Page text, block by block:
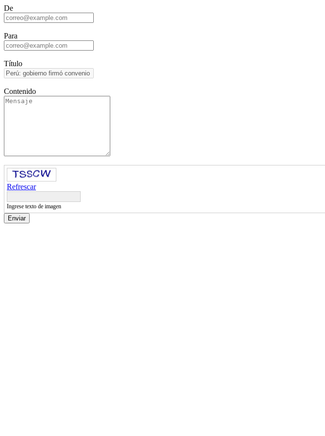
De
Para
Título
Contenido
Refrescar
Ingrese texto de imagen